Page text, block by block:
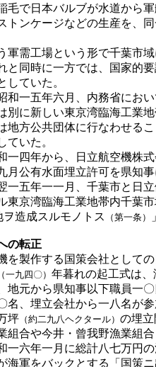
で日本バルブが水道から
トンケージなどの生産を、
需工場という形で千葉市域
同時に一方では、国家的
していた。
一五年六月、内務省にお
別に新しい東京湾臨海工業
方公共団体に行なわせる
ていた。
四年から、日立航空機株
月公有水面埋立許可を県知
五年一一月、千葉市と日立
東京湾臨海工業地帯内千葉
ヲ造成スルモノトス （第一条）
の転正
製作する国策会社としての
（一九四〇） 年暮れの起工式は
地元から県知事以下職員一
名、埋立会社から一八名が
坪 （約二九八ヘクタール） の埋立
合や今井・曾我野漁業組
一六年一月に総計八七万円
軍をバックとする「国策ニ